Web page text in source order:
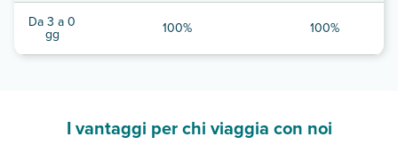
Da 3 a 0
gg 100% 100%
I vantaggi per chi viaggia con noi